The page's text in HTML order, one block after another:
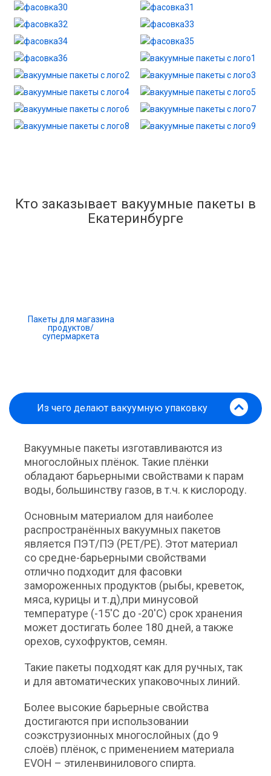
Кто заказывает вакуумные пакеты в
Екатеринбурге
Пакеты для магазина
продуктов/
супермаркета
Из чего делают вакуумную упаковку
Вакуумные пакеты изготавливаются из
многослойных плёнок. Такие плёнки
обладают барьерными свойствами к парам
воды, большинству газов, в т.ч. к кислороду.
Основным материалом для наиболее
распространённых вакуумных пакетов
является ПЭТ/ПЭ (PET/PE). Этот материал
со средне-барьерными свойствами
отлично подходит для фасовки
замороженных продуктов (рыбы, креветок,
мяса, курицы и т.д),при минусовой
температуре (-15'C до -20'C) срок хранения
может достигать более 180 дней, а также
орехов, сухофруктов, семян.
Такие пакеты подходят как для ручных, так
и для автоматических упаковочных линий.
Более высокие барьерные свойства
достигаются при использовании
соэкструзионных многослойных (до 9
слоёв) плёнок, с применением материала
EVOH – этиленвинилового спирта.